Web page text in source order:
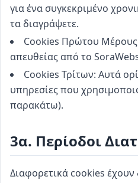
για ένα συγκεκριμένο
τα διαγράψετε.
Cookies Πρώτου
απευθείας από το
Cookies Τρίτων: Αυτά
υπηρεσίες που
παρακάτω).
3α. Περίοδοι
Διαφορετικά cookies